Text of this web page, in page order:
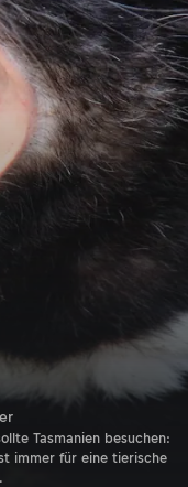
Tasmanien besuchen:
immer für eine tierische